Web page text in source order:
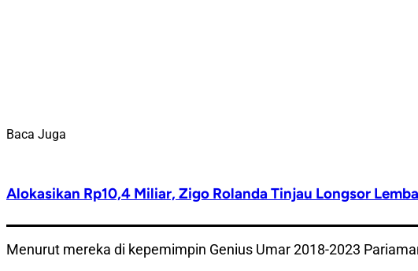
Baca Juga
Alokasikan Rp10,4 Miliar, Zigo Rolanda Tinjau Longsor
Menurut mereka di kepemimpin Genius Umar 2018-2023